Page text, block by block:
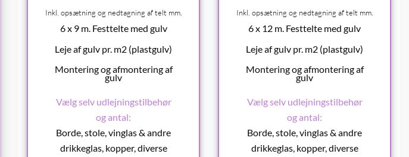
Inkl. opsætning og nedtagning af telt mm.
6 x 9 m. Festtelte med gulv
Leje af gulv pr. m2 (plastgulv)
Montering og afmontering af
gulv
Vælg selv udlejningstilbehør
og antal:
Borde, stole, vinglas & andre
drikkeglas, kopper, diverse
Inkl. opsætning og nedtagning af telt mm.
6 x 12 m. Festtelte med gulv
Leje af gulv pr. m2 (plastgulv)
Montering og afmontering af
gulv
Vælg selv udlejningstilbehør
og antal:
Borde, stole, vinglas & andre
drikkeglas, kopper, diverse